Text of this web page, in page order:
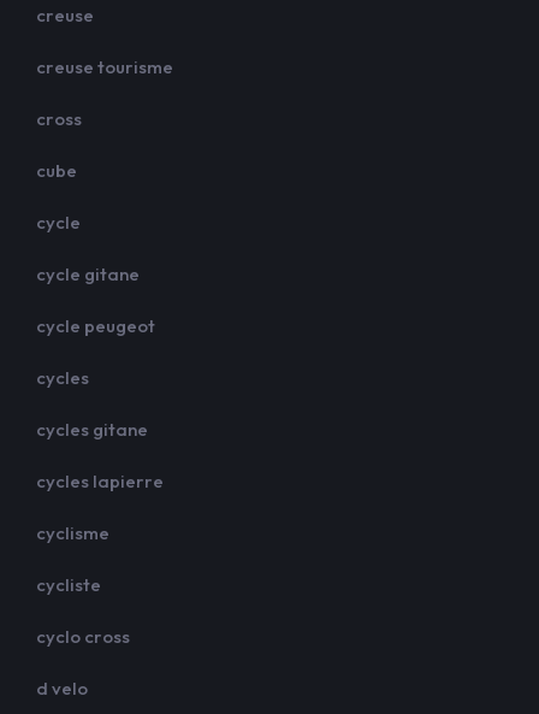
creuse
creuse tourisme
cross
cube
cycle
cycle gitane
cycle peugeot
cycles
cycles gitane
cycles lapierre
cyclisme
cycliste
cyclo cross
d velo